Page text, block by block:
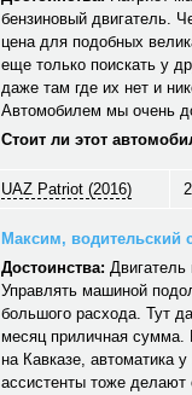
бензиновый двигатель.
цена для подобных
еще только поискать у
даже там где их нет и
Автомобилем мы очень
Стоит ли этот
UAZ Patriot (2016)
Максим, водительский
Достоинства: Двигатель
Управлять машиной
большого расхода. Тут
месяц приличная сумма.
на Кавказе, автоматика
ассистенты тоже делают